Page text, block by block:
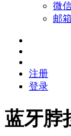
微
邮箱
注册
登录
蓝牙脖